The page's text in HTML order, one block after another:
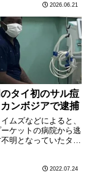
が壊されないのか？タ
座に盗まれるのに」
疑問と驚きを綴った
万以上のシェ………
2026.06.21
タイ初のサル痘
ンボジアで逮捕
ムズなどによると、
ケットの病院から逃
明となっていたタイ
内の市場でカンボジア
2022.07.24